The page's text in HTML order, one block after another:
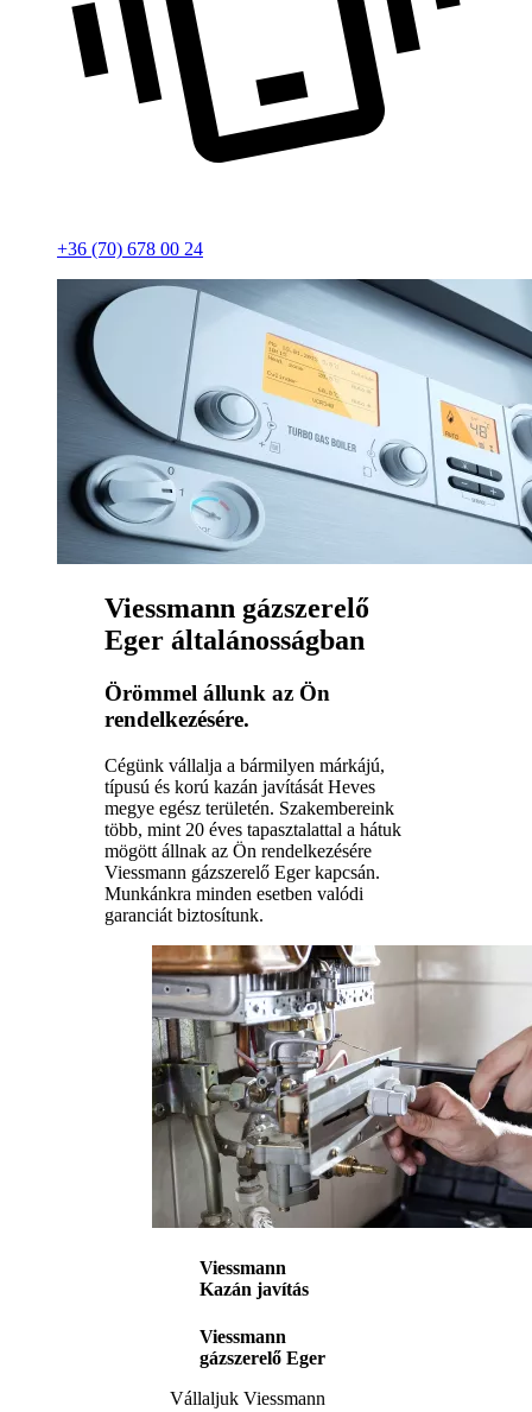
+36 (70) 678 00 24
Viessmann gázszerelő
Eger általánosságban
Örömmel állunk az Ön
rendelkezésére.
Cégünk vállalja a bármilyen márkájú,
típusú és korú kazán javítását Heves
megye egész területén. Szakembereink
több, mint 20 éves tapasztalattal a hátuk
mögött állnak az Ön rendelkezésére
Viessmann gázszerelő Eger kapcsán.
Munkánkra minden esetben valódi
garanciát biztosítunk.
Viessmann
Kazán javítás
Viessmann
gázszerelő Eger
Vállaljuk Viessmann